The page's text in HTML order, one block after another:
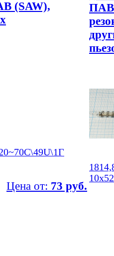
(SAW),
Цена от: 73 руб.
ПАВ
10x52